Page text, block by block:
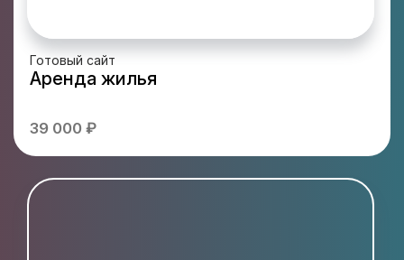
Готовый сайт
Аренда жилья
39 000 ₽